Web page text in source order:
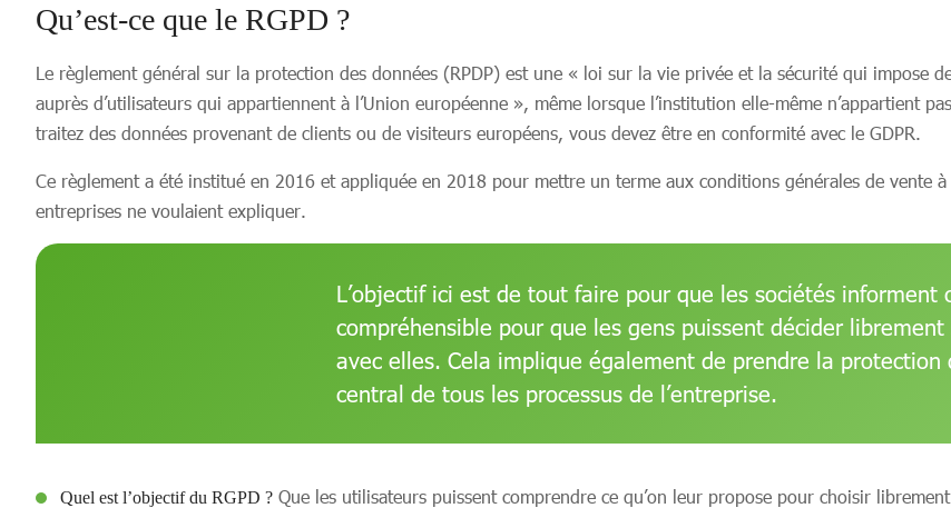
Qu’est-ce que le RGPD ?
Le règlement général sur la protection des données (RPDP) est une « loi sur la vie privée et la sécurité qui impose
auprès d’utilisateurs qui appartiennent à l’Union européenne », même lorsque l’institution elle-même n’appartient
traitez des données provenant de clients ou de visiteurs européens, vous devez être en conformité avec le GDPR.
Ce règlement a été institué en 2016 et appliquée en 2018 pour mettre un terme aux conditions générales de vente
entreprises ne voulaient expliquer.
L’objectif ici est de tout faire pour que les sociétés
compréhensible pour que les gens puissent décider librement
avec elles. Cela implique également de prendre la
central de tous les processus de l’entreprise.
Quel est l’objectif du RGPD ? Que les utilisateurs puissent comprendre ce qu’on leur propose pour choisir